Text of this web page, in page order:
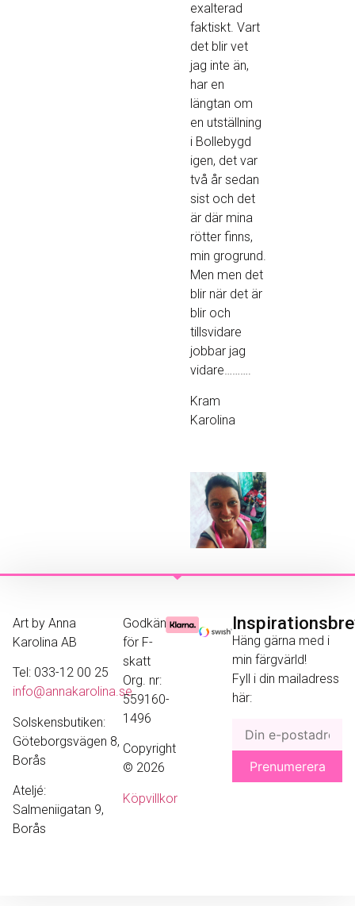
exalterad
faktiskt. Vart
det blir vet
jag inte än,
har en
längtan om
en utställning
i Bollebygd
igen, det var
två år sedan
sist och det
är där mina
rötter finns,
min grogrund.
Men men det
blir när det är
blir och
tillsvidare
jobbar jag
vidare……….
Kram
Karolina
Art by Anna
Karolina AB
Tel: 033-12 00 25
info@annakarolina.se
Solskensbutiken:
Göteborgsvägen 8,
Borås
Ateljé:
Salmeniigatan 9,
Borås
Godkänd
för F-
skatt
Org. nr:
559160-
1496
Copyright
© 2026
Köpvillkor
Häng gärna med i
min färgvärld!
Fyll i din mailadress
här: